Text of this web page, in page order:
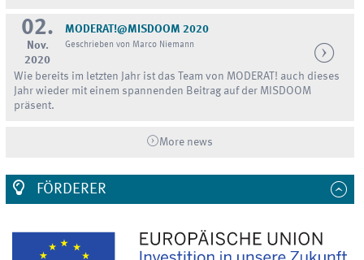
02.
Nov.
2020
MODERAT!@MISDOOM 2020
Geschrieben von Marco Niemann
Wie bereits im letzten Jahr ist das Team von MODERAT! auch dieses
Jahr wieder mit einem spannenden Beitrag auf der MISDOOM
präsent.
More news
FÖRDERER